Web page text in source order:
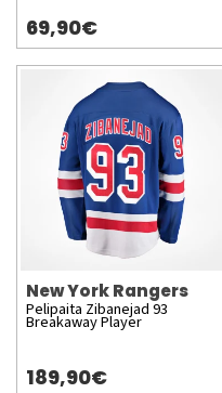
69,90€
New York Rangers
Pelipaita Zibanejad 93
Breakaway Player
189,90€